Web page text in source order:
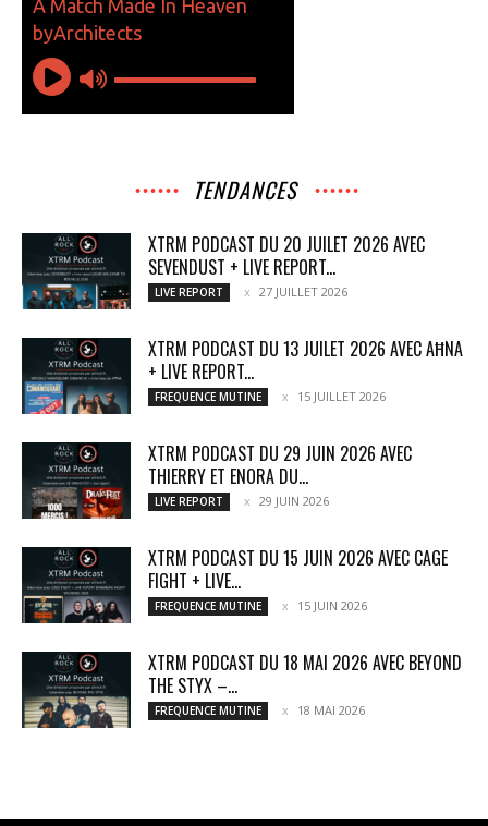
TENDANCES
XTRM PODCAST DU 20 JUILET 2026 AVEC
SEVENDUST + LIVE REPORT...
LIVE REPORT 27 JUILLET 2026
XTRM PODCAST DU 13 JUILET 2026 AVEC AĦNA
+ LIVE REPORT...
FREQUENCE MUTINE 15 JUILLET 2026
XTRM PODCAST DU 29 JUIN 2026 AVEC
THIERRY ET ENORA DU...
LIVE REPORT 29 JUIN 2026
XTRM PODCAST DU 15 JUIN 2026 AVEC CAGE
FIGHT + LIVE...
FREQUENCE MUTINE 15 JUIN 2026
XTRM PODCAST DU 18 MAI 2026 AVEC BEYOND
THE STYX –...
FREQUENCE MUTINE 18 MAI 2026